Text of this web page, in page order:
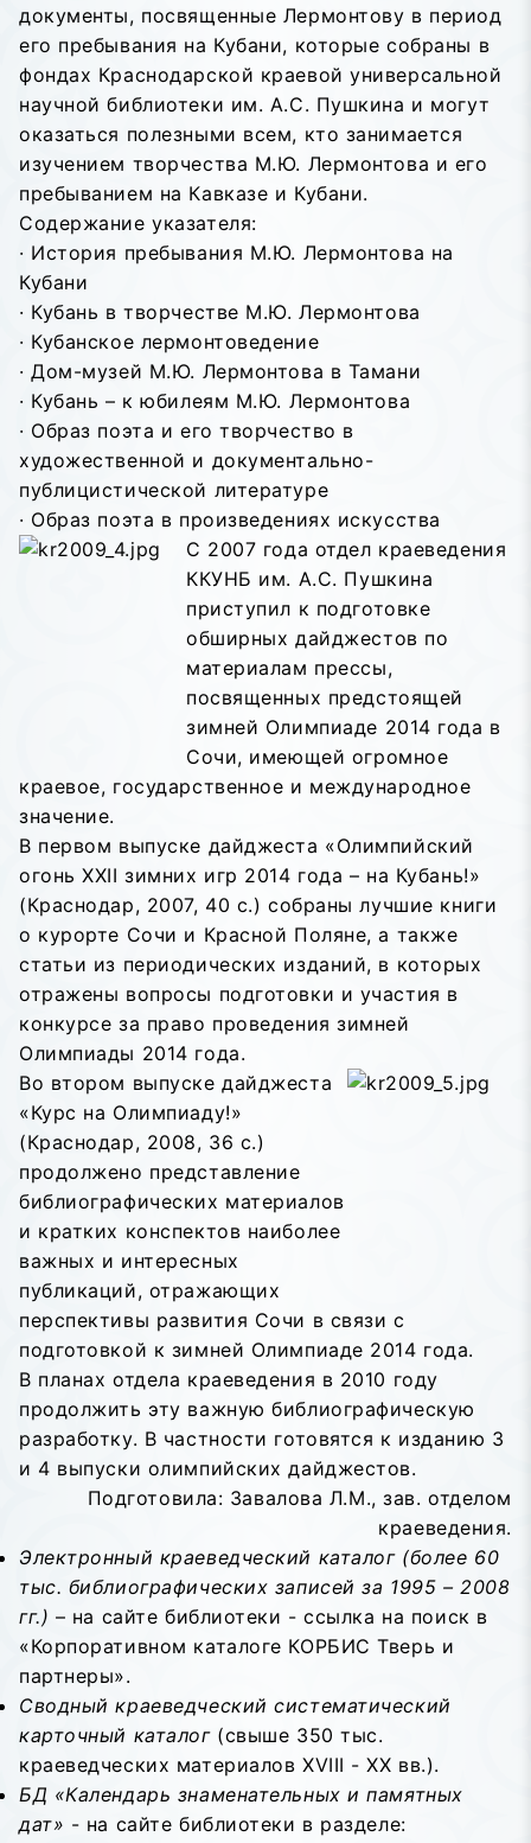
документы, посвященные Лермонтову в период
его пребывания на Кубани, которые собраны в
фондах Краснодарской краевой универсальной
научной библиотеки им. А.С. Пушкина и могут
оказаться полезными всем, кто занимается
изучением творчества М.Ю. Лермонтова и его
пребыванием на Кавказе и Кубани.
Содержание указателя:
· История пребывания М.Ю. Лермонтова на
Кубани
· Кубань в творчестве М.Ю. Лермонтова
· Кубанское лермонтоведение
· Дом-музей М.Ю. Лермонтова в Тамани
· Кубань – к юбилеям М.Ю. Лермонтова
· Образ поэта и его творчество в
художественной и документально-
публицистической литературе
· Образ поэта в произведениях искусства
С 2007 года отдел краеведения
ККУНБ им. А.С. Пушкина
приступил к подготовке
обширных дайджестов по
материалам прессы,
посвященных предстоящей
зимней Олимпиаде 2014 года в
Сочи, имеющей огромное
краевое, государственное и международное
значение.
В первом выпуске дайджеста «Олимпийский
огонь XXII зимних игр 2014 года – на Кубань!»
(Краснодар, 2007, 40 с.) собраны лучшие книги
о курорте Сочи и Красной Поляне, а также
статьи из периодических изданий, в которых
отражены вопросы подготовки и участия в
конкурсе за право проведения зимней
Олимпиады 2014 года.
Во втором выпуске дайджеста
«Курс на Олимпиаду!»
(Краснодар, 2008, 36 с.)
продолжено представление
библиографических материалов
и кратких конспектов наиболее
важных и интересных
публикаций, отражающих
перспективы развития Сочи в связи с
подготовкой к зимней Олимпиаде 2014 года.
В планах отдела краеведения в 2010 году
продолжить эту важную библиографическую
разработку. В частности готовятся к изданию 3
и 4 выпуски олимпийских дайджестов.
Подготовила: Завалова Л.М., зав. отделом
краеведения.
Электронный краеведческий каталог (более 60
тыс. библиографических записей за 1995 – 2008
гг.) – на сайте библиотеки - ссылка на поиск в
«Корпоративном каталоге КОРБИС Тверь и
партнеры».
Сводный краеведческий систематический
карточный каталог(свыше 350 тыс.
краеведческих материалов ХVIII - ХХ вв.).
БД «Календарь знаменательных и памятных
дат» - на сайте библиотеки в разделе: